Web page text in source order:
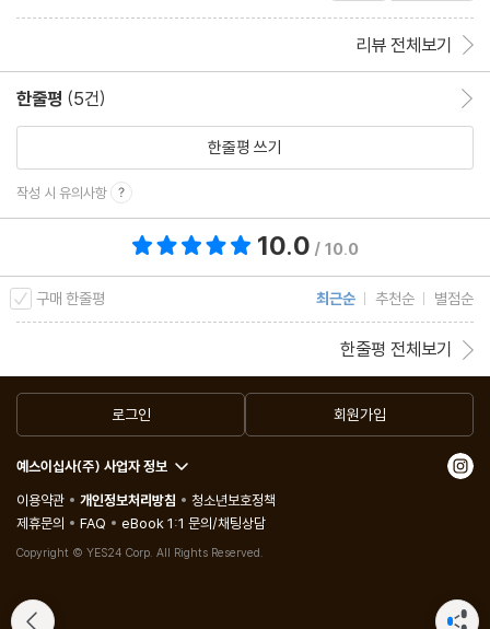
리뷰 전체보기
한줄평 (5건)
한줄평 쓰기
작성 시 유의사항
10.0 / 10.0
구매 한줄평 최근순 추천순 별점순
한줄평 전체보기
로그인 회원가입
예스이십사(주) 사업자 정보
이용약관
개인정보처리방침
청소년보호정책
제휴문의
FAQ eBook 1:1 문의/채팅상담
Copyright © YES24 Corp. All Rights Reserved.